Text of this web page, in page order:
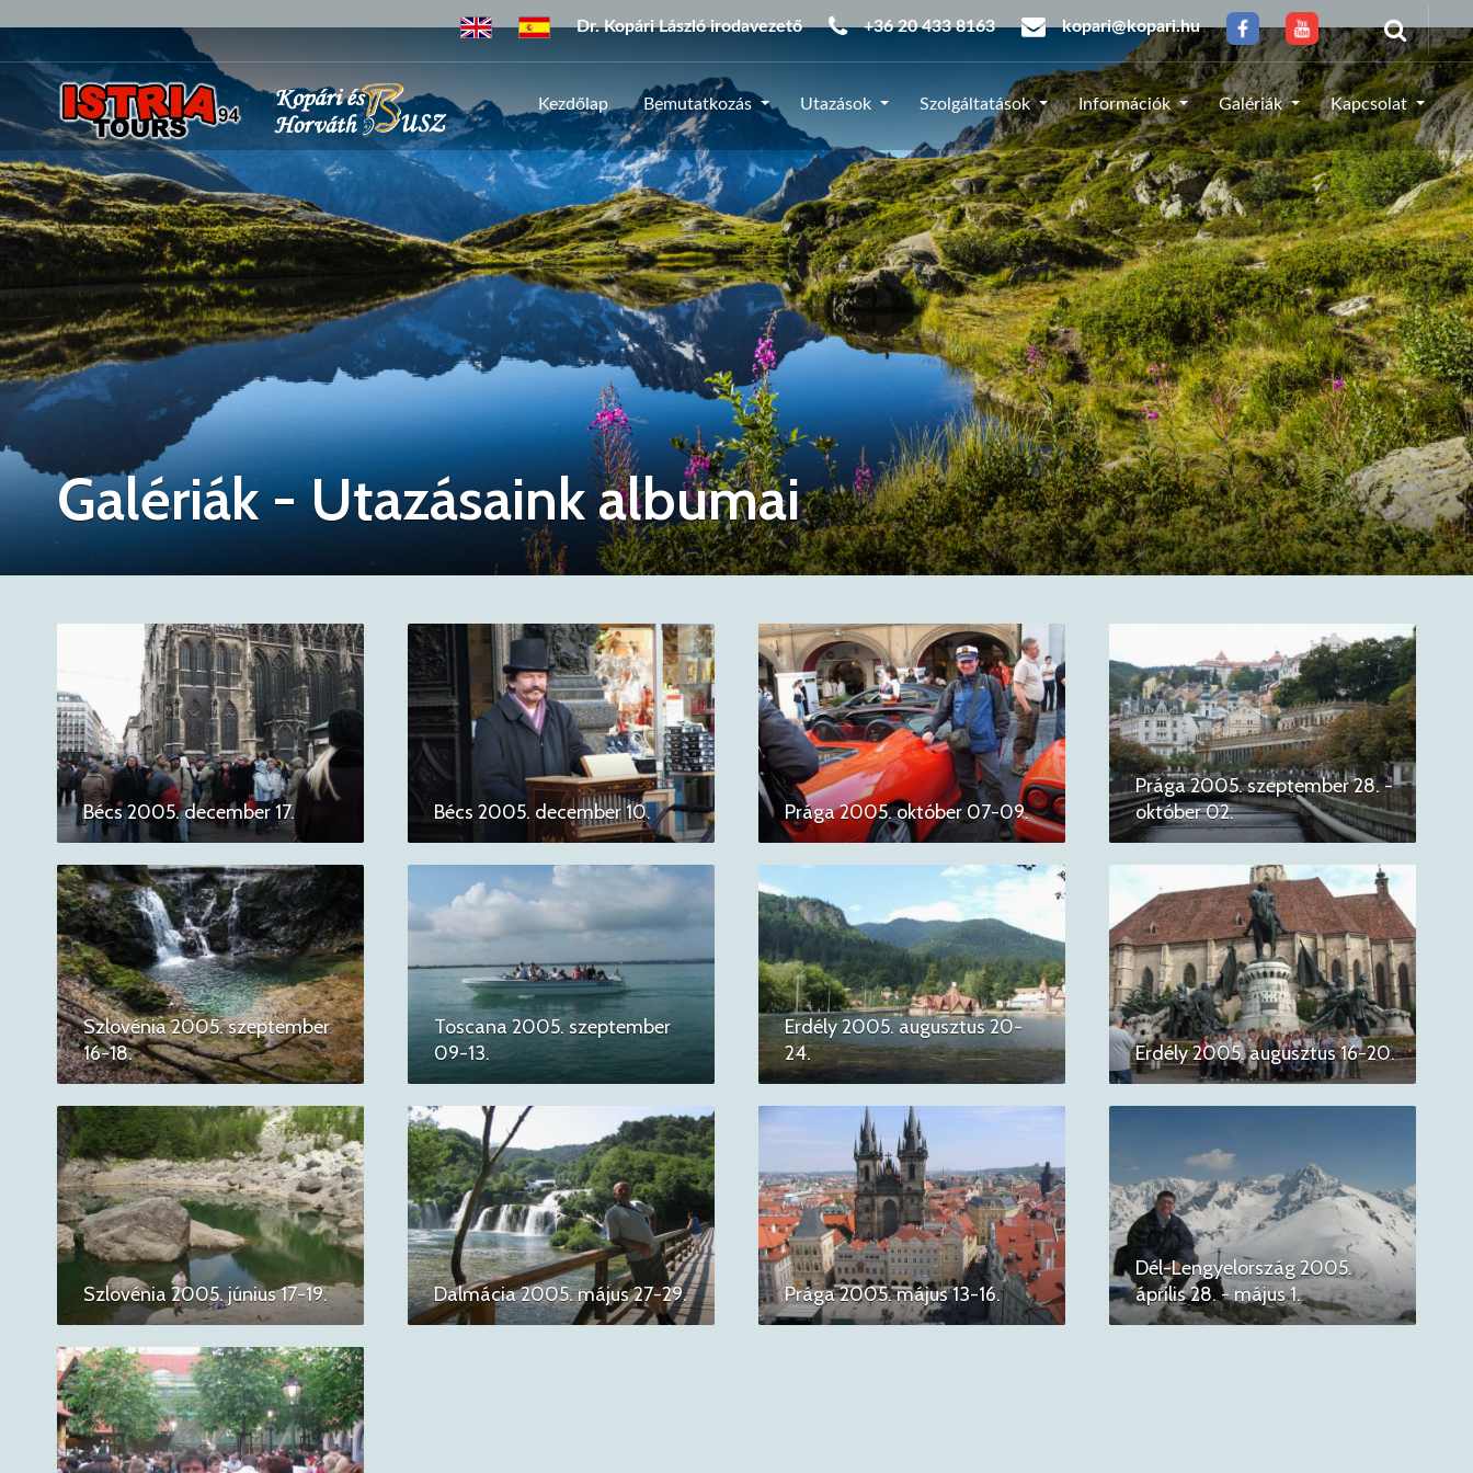
Dr. Kopári László irodavezető +36 20 433 8163 kopari@kopari.hu
Kezdőlap Bemutatkozás Utazások Szolgáltatások Információk Galériák Kapcsolat
Galériák - Utazásaink albumai
Bécs 2005. december 17. Bécs 2005. december 10. Prága 2005. október 07-09.
Prága 2005. szeptember 28. -
október 02.
Szlovénia 2005. szeptember
16-18.
Toscana 2005. szeptember
09-13.
Erdély 2005. augusztus 20-
24.
Erdély 2005. augusztus 16-20.
Szlovénia 2005. június 17-19. Dalmácia 2005. május 27-29. Prága 2005. május 13-16.
Dél-Lengyelország 2005.
április 28. - május 1.